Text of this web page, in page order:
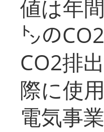
値は年
㌧の
CO2排
際に使
電気事